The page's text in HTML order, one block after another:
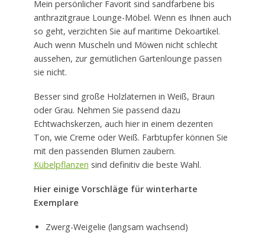
Mein persönlicher Favorit sind sandfarbene bis
anthrazitgraue Lounge-Möbel. Wenn es Ihnen auch
so geht, verzichten Sie auf maritime Dekoartikel.
Auch wenn Muscheln und Möwen nicht schlecht
aussehen, zur gemütlichen Gartenlounge passen
sie nicht.
Besser sind große Holzlaternen in Weiß, Braun
oder Grau. Nehmen Sie passend dazu
Echtwachskerzen, auch hier in einem dezenten
Ton, wie Creme oder Weiß. Farbtupfer können Sie
mit den passenden Blumen zaubern.
Kübelpflanzen sind definitiv die beste Wahl.
Hier einige Vorschläge für winterharte
Exemplare
Zwerg-Weigelie (langsam wachsend)